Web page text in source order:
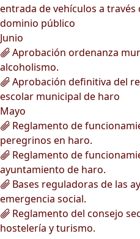
entrada de vehículos a través
dominio público
Junio
Aprobación ordenanza
alcoholismo.
Aprobación definitiva del
escolar municipal de haro
Mayo
Reglamento de
peregrinos en haro.
Reglamento de
ayuntamiento de haro.
Bases reguladoras de las
emergencia social.
Reglamento del consejo
hostelería y turismo.